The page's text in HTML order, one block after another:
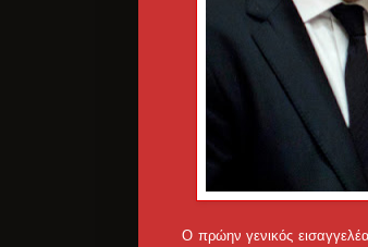
O πρώην γενικός